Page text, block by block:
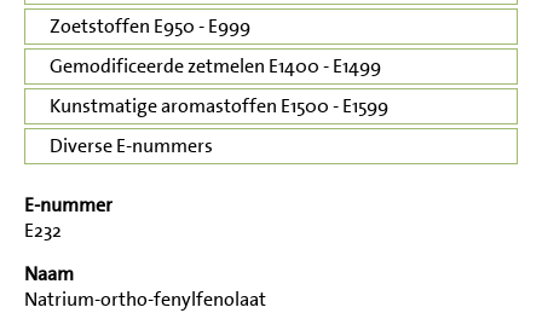
Zoetstoffen E950 - E999
Gemodificeerde zetmelen E1400 - E1499
Kunstmatige aromastoffen E1500 - E1599
Diverse E-nummers
E-nummer
E232
Naam
Natrium-ortho-fenylfenolaat